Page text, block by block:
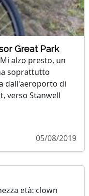
Great Park
alzo presto, un
soprattutto
dall'aeroporto di
verso Stanwell
05/08/2019
età: clown